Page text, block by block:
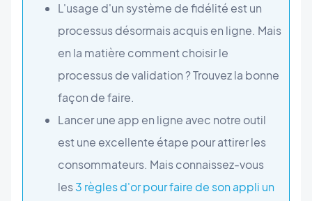
L'usage d'un système de fidélité est un
processus désormais acquis en ligne. Mais
en la matière comment choisir le
processus de validation ? Trouvez la bonne
façon de faire.
Lancer une app en ligne avec notre outil
est une excellente étape pour attirer les
consommateurs. Mais connaissez-vous
les3 règles d'or pour faire de son appli un